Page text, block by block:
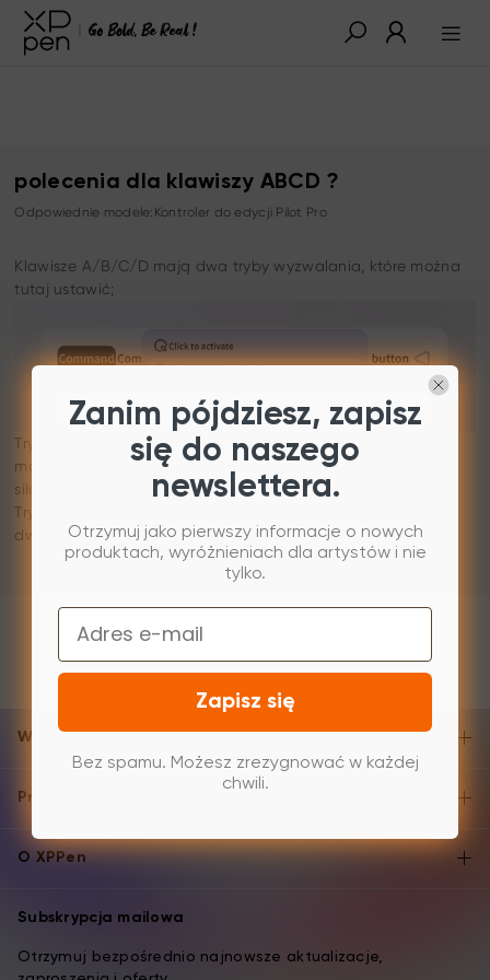
polecenia dla klawiszy ABCD ?
Odpowiednie modele:Kontroler do edycji Pilot Pro
Klawisze A/B/C/D mają dwa tryby wyzwalania, które można
tutaj ustawić;
Tryb aktywacji pojedynczym kliknięciem: Nie ma potrzeby
mocnego naciskania, wystarczy dotknąć palcem z niewielką
siłą, aby kliknięcie zostało uznane za pojedyncze.
Tryb aktywacji poprzez dwukrotne dotknięcie: Stuknij
dwukrotnie palcem, powtarzając to wielokrotnie i mocno.
Wsparcie i pomoc
Produkty
O XPPen
Subskrypcja mailowa
Otrzymuj bezpośrednio najnowsze aktualizacje,
Zanim pójdziesz, zapisz
się do naszego
newslettera.
Otrzymuj jako pierwszy informacje o nowych
produktach, wyróżnieniach dla artystów i nie
tylko.
Email
Zapisz się
Bez spamu. Możesz zrezygnować w każdej
chwili.